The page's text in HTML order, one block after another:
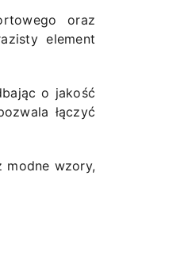
oraz
element
o jakość
łączyć
modne wzory,